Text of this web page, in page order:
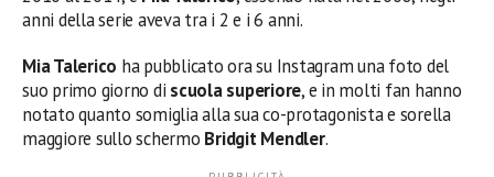
anni della serie aveva tra i 2 e i 6 anni.
Mia Talerico ha pubblicato ora su Instagram una foto del
suo primo giorno di scuola superiore, e in molti fan hanno
notato quanto somiglia alla sua co-protagonista e sorella
maggiore sullo schermo Bridgit Mendler.